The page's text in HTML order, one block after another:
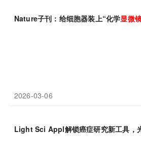
Nature子刊：给细胞器装上“化学显微
2026-03-06
Light Sci Appl解锁癌症研究新工具，